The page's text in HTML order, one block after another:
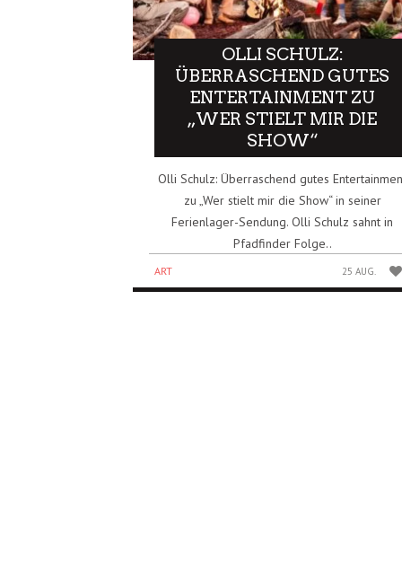
OLLI SCHULZ:
ÜBERRASCHEND GUTES
ENTERTAINMENT ZU
„WER STIELT MIR DIE
SHOW“
Olli Schulz: Überraschend gutes
zu „Wer stielt mir die Show“ in seiner
Ferienlager-Sendung. Olli Schulz sahnt in
Pfadfinder Folge..
ART 25 AUG.